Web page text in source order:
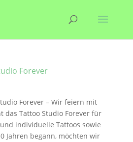
Forever
Forever – Wir feiern mit
das Tattoo Studio Forever für
individuelle Tattoos sowie
Jahren begann, möchten wir